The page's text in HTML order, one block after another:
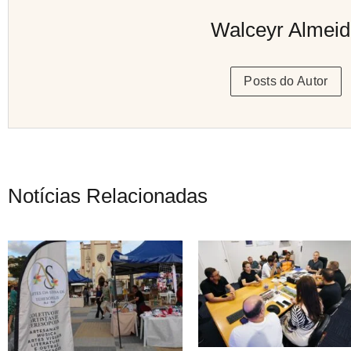
Walceyr
Posts do Autor
Notícias Relacionadas